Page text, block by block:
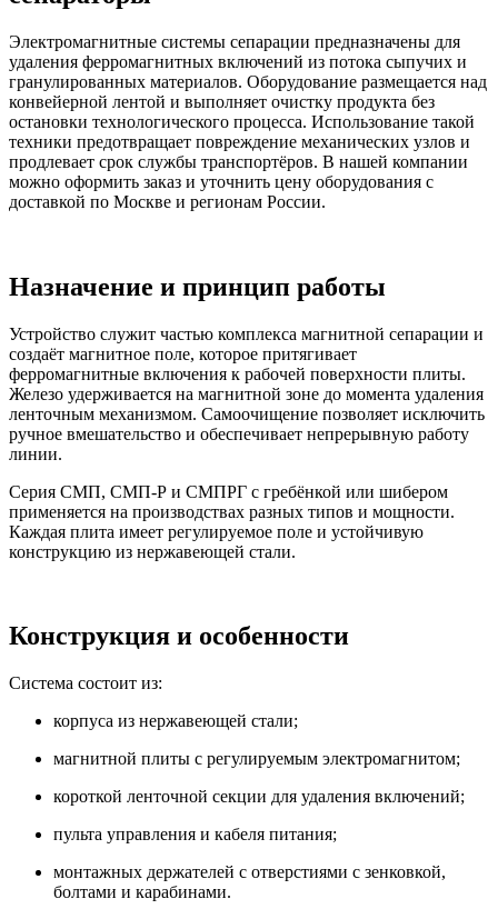
Электромагнитные системы сепарации предназначены для
удаления ферромагнитных включений из потока сыпучих и
гранулированных материалов. Оборудование размещается над
конвейерной лентой и выполняет очистку продукта без
остановки технологического процесса. Использование такой
техники предотвращает повреждение механических узлов и
продлевает срок службы транспортёров. В нашей компании
можно оформить заказ и уточнить цену оборудования с
доставкой по Москве и регионам России.
Назначение и принцип работы
Устройство служит частью комплекса магнитной сепарации и
создаёт магнитное поле, которое притягивает
ферромагнитные включения к рабочей поверхности плиты.
Железо удерживается на магнитной зоне до момента удаления
ленточным механизмом. Самоочищение позволяет исключить
ручное вмешательство и обеспечивает непрерывную работу
линии.
Серия СМП, СМП-Р и СМПРГ с гребёнкой или шибером
применяется на производствах разных типов и мощности.
Каждая плита имеет регулируемое поле и устойчивую
конструкцию из нержавеющей стали.
Конструкция и особенности
Система состоит из:
корпуса из нержавеющей стали;
магнитной плиты с регулируемым электромагнитом;
короткой ленточной секции для удаления включений;
пульта управления и кабеля питания;
монтажных держателей с отверстиями с зенковкой,
болтами и карабинами.